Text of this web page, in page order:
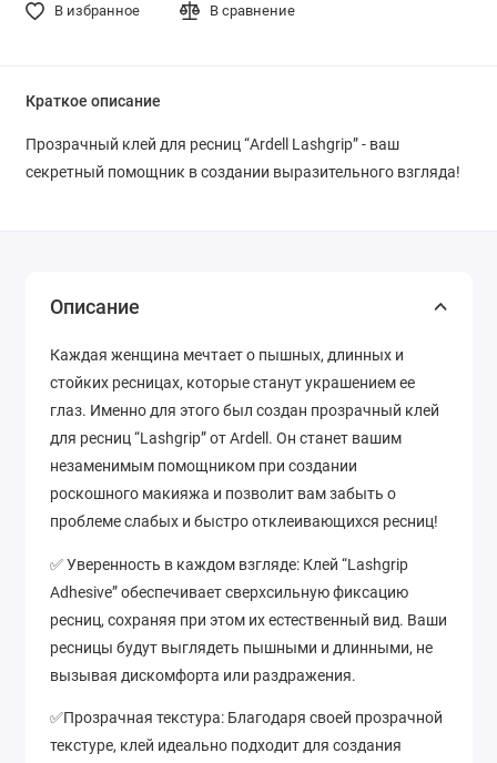
В избранное В сравнение
Краткое описание
Прозрачный клей для ресниц “Ardell Lashgrip” - ваш
секретный помощник в создании выразительного взгляда!
Описание
Каждая женщина мечтает о пышных, длинных и
стойких ресницах, которые станут украшением ее
глаз. Именно для этого был создан прозрачный клей
для ресниц “Lashgrip” от Ardell. Он станет вашим
незаменимым помощником при создании
роскошного макияжа и позволит вам забыть о
проблеме слабых и быстро отклеивающихся ресниц!
✅ Уверенность в каждом взгляде: Клей “Lashgrip
Adhesive” обеспечивает сверхсильную фиксацию
ресниц, сохраняя при этом их естественный вид. Ваши
ресницы будут выглядеть пышными и длинными, не
вызывая дискомфорта или раздражения.
✅Прозрачная текстура: Благодаря своей прозрачной
текстуре, клей идеально подходит для создания